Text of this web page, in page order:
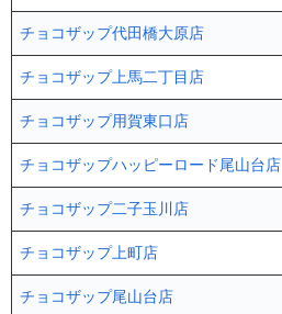
チョコザップ代田橋大原店
チョコザップ上馬二丁目店
チョコザップ用賀東口店
チョコザップハッピーロード尾山台店
チョコザップ二子玉川店
チョコザップ上町店
チョコザップ尾山台店